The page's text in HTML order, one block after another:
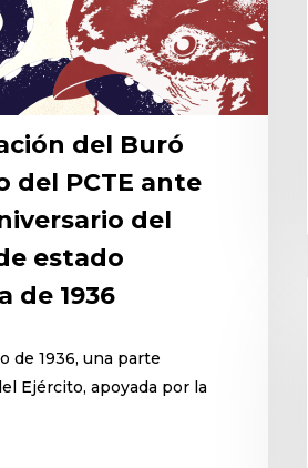
del Buró
del PCTE ante
del
estado
de 1936
de 1936, una parte
Ejército, apoyada por la